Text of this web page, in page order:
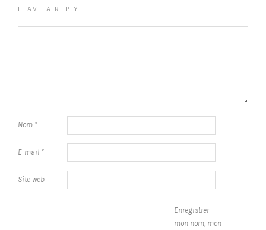
LEAVE A REPLY
Nom *
E-mail *
Site web
Enregistrer
mon nom, mon